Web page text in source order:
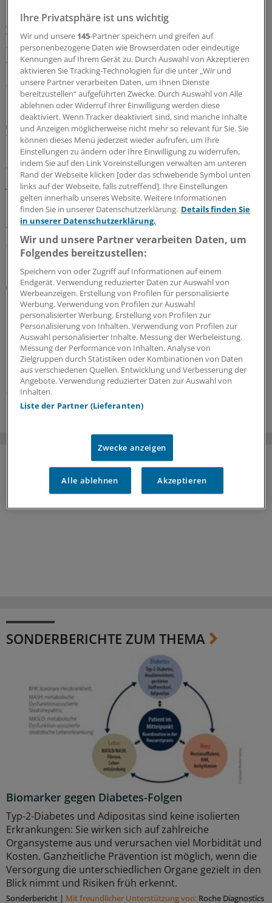
Ein Diabetes schlägt auf Nerven, Nieren, Gefäße und
Augen. Dass er auch Herzrhythmusstörungen und
Vorhofflimmern begünstigen kann, ist weniger bekannt.
Wie Sie Ihre Patientinnen und Patienten bestmöglich
versorgen.
06.08.2026
Gefahr meistens überschätzt
Thoraxschmerzen bei Kindern haben laut Analyse
selten kardiale Ursachen
Wird der Rettungsdienst gerufen, weil ein Kind oder ein
Jugendlicher plötzlich unter Thoraxschmerzen leidet, ist
die Ursache meistens gutartig und selten kardialen
Ursprungs. Auffällige Vitalparameter sind jedoch ein
Alarmzeichen.
05.08.2026
Plaques bewerten
Screening mittels Koronar-CT: Was das bringen
könnte
Moderne CT-Geräte können Koronargefäße sichtbar
machen. Sie können aber auch atherosklerotischen
Gefäßschäden tief in die Plaque-Seele blicken. Hat die
Koronar-CT eine große Screening-Zukunft?
05.08.2026
SONDERBERICHTE ZUM THEMA
Biomarker gegen Diabetes-Folgen
Typ-2-Diabetes und Adipositas sind keine isolierten
Erkrankungen: Sie wirken sich auf zahlreiche
Organsysteme aus und verursachen viel Morbidität und
Kosten. Ganzheitliche Prävention ist möglich, wenn die
Versorgung die unterschiedlichen Organe gezielt in den
Blick nimmt und Risiken früh erkennt.
Sonderbericht | Mit freundlicher Unterstützung von: Roche Diagnostics
Ihre Privatsphäre ist uns wichtig
Wir und unsere 145-Partner speichern und greifen auf
personenbezogene Daten wie Browserdaten oder eindeutige
Kennungen auf Ihrem Gerät zu. Durch Auswahl von Akzeptieren
aktivieren Sie Tracking-Technologien für die unter „Wir und
unsere Partner verarbeiten Daten, um Ihnen Dienste
bereitzustellen“ aufgeführten Zwecke. Durch Auswahl von Alle
ablehnen oder Widerruf Ihrer Einwilligung werden diese
deaktiviert. Wenn Tracker deaktiviert sind, sind manche Inhalte
und Anzeigen möglicherweise nicht mehr so relevant für Sie. Sie
können dieses Menü jederzeit wieder aufrufen, um Ihre
Einstellungen zu ändern oder Ihre Einwilligung zu widerrufen,
indem Sie auf den Link Voreinstellungen verwalten am unteren
Rand der Webseite klicken [oder das schwebende Symbol unten
links auf der Webseite, falls zutreffend]. Ihre Einstellungen
gelten innerhalb unseres Website. Weitere Informationen
finden Sie in unserer Datenschutzerklärung. Details finden Sie
in unserer Datenschutzerklärung.
Wir und unsere Partner verarbeiten Daten, um
Folgendes bereitzustellen:
Speichern von oder Zugriff auf Informationen auf einem
Endgerät. Verwendung reduzierter Daten zur Auswahl von
Werbeanzeigen. Erstellung von Profilen für personalisierte
Werbung. Verwendung von Profilen zur Auswahl
personalisierter Werbung. Erstellung von Profilen zur
Personalisierung von Inhalten. Verwendung von Profilen zur
Auswahl personalisierter Inhalte. Messung der Werbeleistung.
Messung der Performance von Inhalten. Analyse von
Zielgruppen durch Statistiken oder Kombinationen von Daten
aus verschiedenen Quellen. Entwicklung und Verbesserung der
Angebote. Verwendung reduzierter Daten zur Auswahl von
Inhalten.
Liste der Partner (Lieferanten)
Zwecke anzeigen
Alle ablehnen Akzeptieren